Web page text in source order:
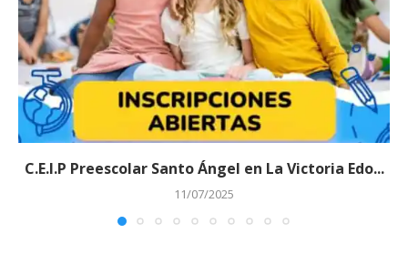
C.E.I.P Preescolar Santo Ángel en La Victoria Edo...
11/07/2025